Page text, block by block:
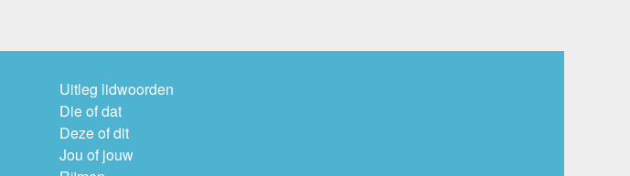
Uitleg lidwoorden
Die of dat
Deze of dit
Jou of jouw